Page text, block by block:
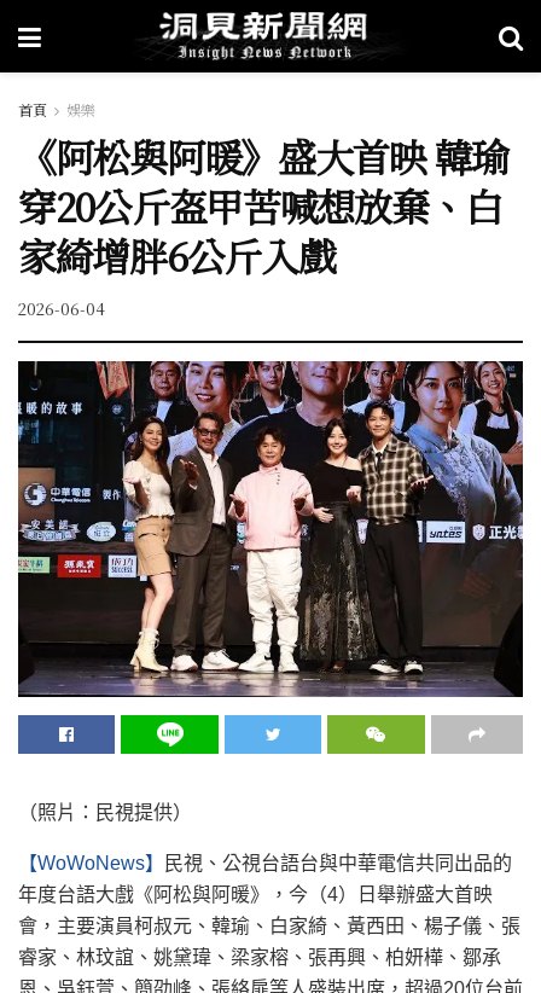
首頁 娛樂
《阿松與阿暖》盛大首映 韓瑜
穿20公斤盔甲苦喊想放棄、白
家綺增胖6公斤入戲
2026-06-04
（照片：民視提供）
【WoWoNews】
民視、公視台語台與中華電信共同出品的
年度台語大戲《阿松與阿暖》，今（4）日舉辦盛大首映
會，主要演員柯叔元、韓瑜、白家綺、黃西田、楊子儀、張
睿家、林玟誼、姚黛瑋、梁家榕、張再興、柏妍樺、鄒承